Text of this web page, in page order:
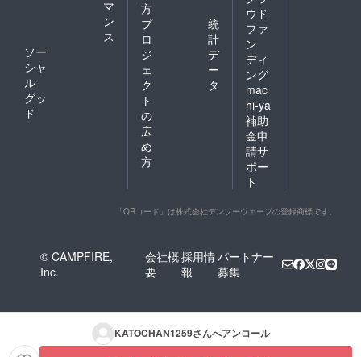
マ
ン
ス
ソー
シャ
ル
グッ
ド
方
プ
ロ
ジ
ェ
ク
ト
の
広
め
方
統
計
デ
ー
タ
ウド
ファ
ン
ディ
ング
mac
hi-ya
補助
金申
請サ
ポー
ト
「QRコード」は株式会社デンソーウェーブの登録商標です。
© CAMPFIRE,
Inc.
会社概
要
採用情
報
パートナー
募集
KATOCHAN1259さんへアンコール